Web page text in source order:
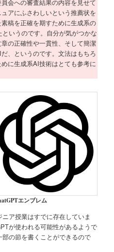
会への審査結果の内容を見せて
アにふさわしいという推薦状を
稿を正確を期すために生成系の
いうのです。自分が気がつかな
の正確性や一貫性、そして簡潔
、というのです。文法はもちろ
に生成系AI技術はとても参考に
エンブレム
ア授業はすでに存在していま
が使われる可能性があるようで
の節を書くことができるので